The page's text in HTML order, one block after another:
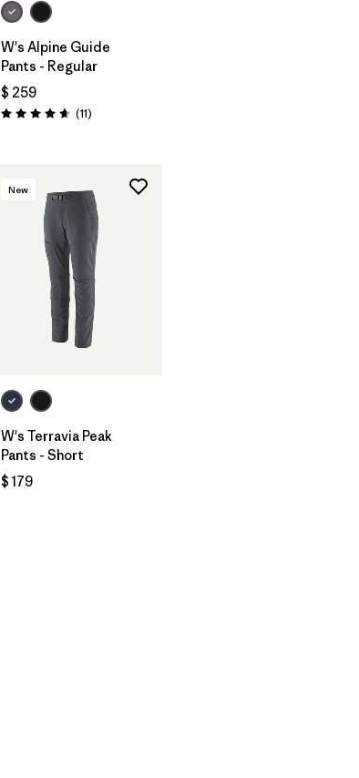
W's Alpine Guide
Pants - Regular
$ 259
Valoración: 4.6 / 5
(11Comentarios
)
New
W's Terravia Peak
Pants - Short
$ 179